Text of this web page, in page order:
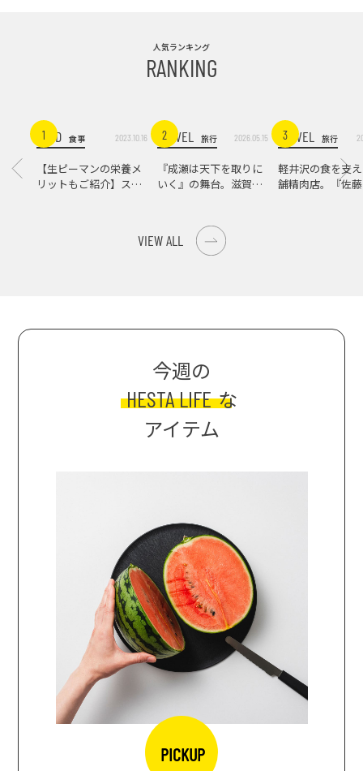
人気ランキング
RANKING
1FOOD 食事 2023.10.16
【生ピーマンの栄養メ
リットもご紹介】スパ
2
TRAVEL 旅行 2026.05.15
『成瀬は天下を取りに
いく』の舞台。滋賀県
3
TRAVEL 旅行
軽井沢の食を支
舗精肉店。『佐
VIEW ALL
今週の
HESTA LIFE な
アイテム
PICKUP